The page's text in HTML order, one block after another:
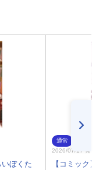
いぼくた
通常
2026/07/17 発売
【コミック】